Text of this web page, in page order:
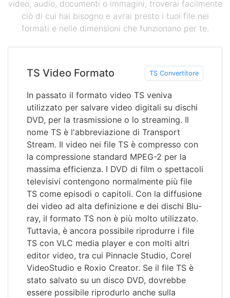
video, audio, documenti o immagini, troverai facilmente
ciò di cui hai bisogno e avrai presto i tuoi file nei
formati e nelle dimensioni che funzionano per te.
TS Video Formato TS Convertitore
In passato il formato video TS veniva
utilizzato per salvare video digitali su dischi
DVD, per la trasmissione o lo streaming. Il
nome TS è l'abbreviazione di Transport
Stream. Il video nei file TS è compresso con
la compressione standard MPEG-2 per la
massima efficienza. I DVD di film o spettacoli
televisivi contengono normalmente più file
TS come episodi o capitoli. Con la diffusione
dei video ad alta definizione e dei dischi Blu-
ray, il formato TS non è più molto utilizzato.
Tuttavia, è ancora possibile riprodurre i file
TS con VLC media player e con molti altri
editor video, tra cui Pinnacle Studio, Corel
VideoStudio e Roxio Creator. Se il file TS è
stato salvato su un disco DVD, dovrebbe
essere possibile riprodurlo anche sulla